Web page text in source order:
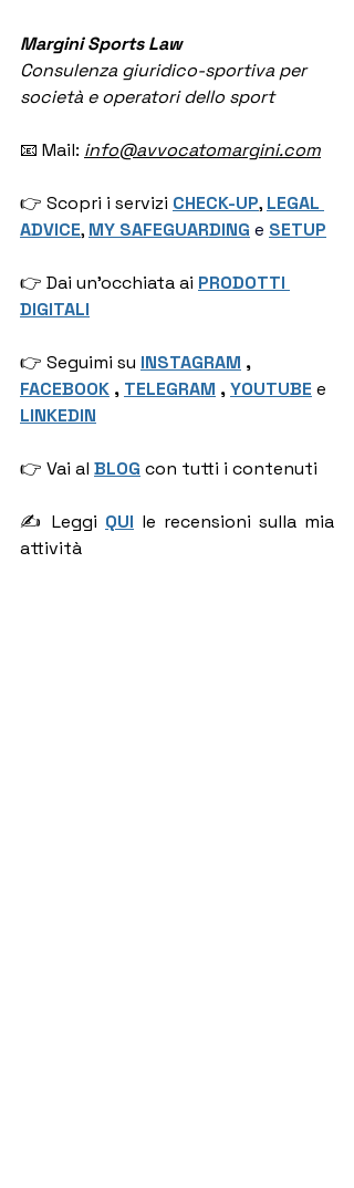
Margini Sports Law
Consulenza giuridico-sportiva per
società e operatori dello sport
📧 Mail: info@avvocatomargini.com
👉 Scopri i servizi CHECK-UP, LEGAL
ADVICE, MY SAFEGUARDING e SETUP
👉 Dai un'occhiata ai PRODOTTI
DIGITALI
👉 Seguimi su INSTAGRAM ,
FACEBOOK , TELEGRAM , YOUTUBE e
LINKEDIN
👉 Vai al BLOG con tutti i contenuti
✍ Leggi QUI le recensioni sulla mia
attività